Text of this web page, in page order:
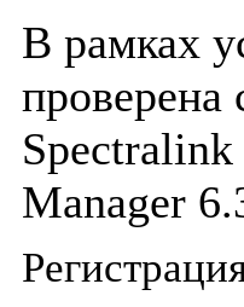
В рамках
проверена
Spectralink
Manager